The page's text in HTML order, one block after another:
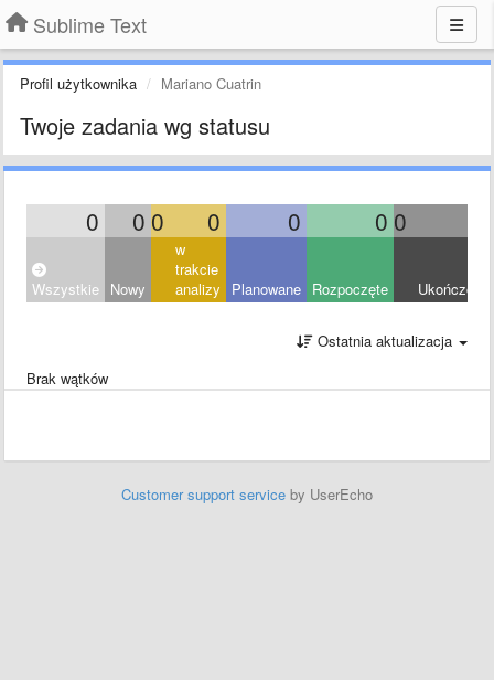
Sublime Text
Profil użytkownika Mariano Cuatrin
Twoje zadania wg statusu
0 0 0 0 0 0 0
Wszystkie Nowy
w
trakcie
analizy
Planowane Rozpoczęte Ukończony
Ostatnia aktualizacja
Brak wątków
Customer support service by UserEcho